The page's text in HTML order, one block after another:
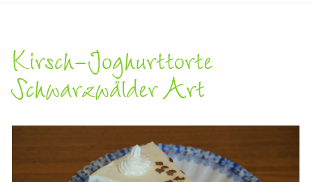
Kirsch-Joghurttorte
Schwarzwälder Art